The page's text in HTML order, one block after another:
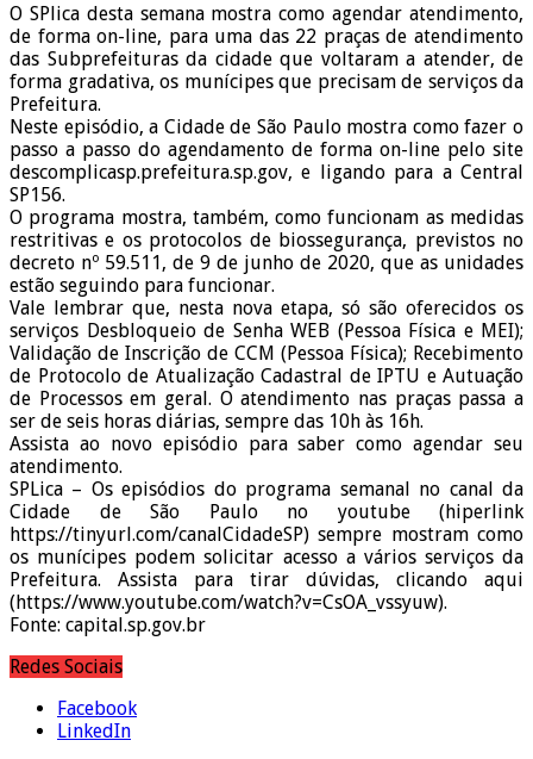
O SPlica desta semana mostra como agendar atendimento,
de forma on-line, para uma das 22 praças de atendimento
das Subprefeituras da cidade que voltaram a atender, de
forma gradativa, os munícipes que precisam de serviços da
Prefeitura.
Neste episódio, a Cidade de São Paulo mostra como fazer o
passo a passo do agendamento de forma on-line pelo site
descomplicasp.prefeitura.sp.gov, e ligando para a Central
SP156.
O programa mostra, também, como funcionam as medidas
restritivas e os protocolos de biossegurança, previstos no
decreto nº 59.511, de 9 de junho de 2020, que as unidades
estão seguindo para funcionar.
Vale lembrar que, nesta nova etapa, só são oferecidos os
serviços Desbloqueio de Senha WEB (Pessoa Física e MEI);
Validação de Inscrição de CCM (Pessoa Física); Recebimento
de Protocolo de Atualização Cadastral de IPTU e Autuação
de Processos em geral. O atendimento nas praças passa a
ser de seis horas diárias, sempre das 10h às 16h.
Assista ao novo episódio para saber como agendar seu
atendimento.
SPLica – Os episódios do programa semanal no canal da
Cidade de São Paulo no youtube (hiperlink
https://tinyurl.com/canalCidadeSP) sempre mostram como
os munícipes podem solicitar acesso a vários serviços da
Prefeitura. Assista para tirar dúvidas, clicando aqui
(https://www.youtube.com/watch?v=CsOA_vssyuw).
Fonte: capital.sp.gov.br
Redes Sociais
Facebook
LinkedIn